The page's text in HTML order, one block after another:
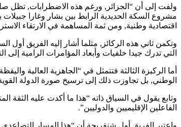
ولفت إلى أن “الجزائر, ورغم هذه الاضطرابات, تظل
مشروع السكة الحديدية الرابط بين بشار وغارا
اقتصادية وطنية, ومن ثمة المساهمة في الارتقاء
وتكمن ثاني هذه الركائز, مثلما أشار إليه الفريق أول
التي تدرك جيدا خلفيات وأبعاد المؤامرات الرامية
أما الركيزة الثالثة فتتمثل في “الجاهزية العالية
الوطني, بل تجاوزت ذلك إلى ترسيخ صورة الدولة
وتابع يقول في السياق ذاته “هذا ما أكدت عليه الثقة
الفاعلين الإقليميين والدوليين”.